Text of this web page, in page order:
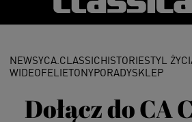
Dołącz do CA
NEWSYCA.CLASSICHISTORIESTYL
WIDEOFELIETONYPORADYSKLEP